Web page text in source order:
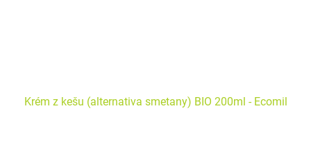
Krém z kešu (alternativa smetany) BIO 200ml - Ecomil